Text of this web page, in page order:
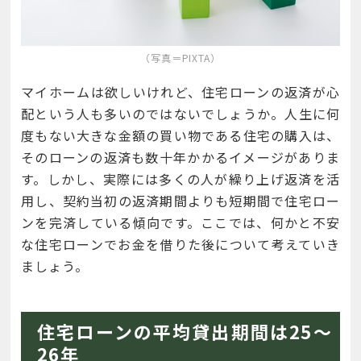
（写真＝PIXTA）
マイホームは欲しいけれど、住宅ローンの返済が心
配という人も多いのではないでしょうか。人生に何
度もない大きな金額の買い物である住宅の購入は、
そのローンの返済も数十年かかるイメージがありま
す。しかし、実際には多くの人が繰り上げ返済を活
用し、契約当初の返済期間よりも短期間で住宅ロー
ンを完済している傾向です。ここでは、何かと不安
な住宅ローンでお金を借りた後について考えていき
ましょう。
住宅ローンの平均貸出期間は25～
26年